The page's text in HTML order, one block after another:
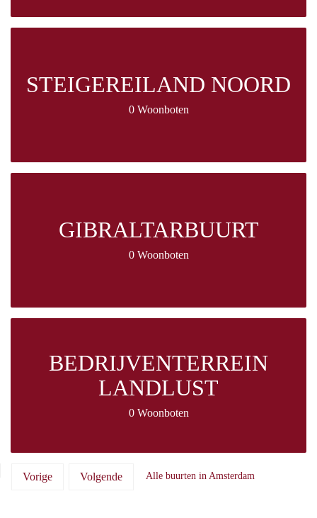
STEIGEREILAND NOORD
0 Woonboten
GIBRALTARBUURT
0 Woonboten
BEDRIJVENTERREIN
LANDLUST
0 Woonboten
Vorige Volgende Alle buurten in Amsterdam